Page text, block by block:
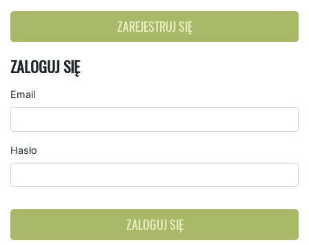
ZAREJESTRUJ SIĘ
ZALOGUJ SIĘ
Email
Hasło
ZALOGUJ SIĘ